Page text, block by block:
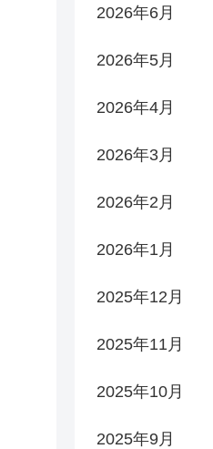
2026年6月
2026年5月
2026年4月
2026年3月
2026年2月
2026年1月
2025年12月
2025年11月
2025年10月
2025年9月